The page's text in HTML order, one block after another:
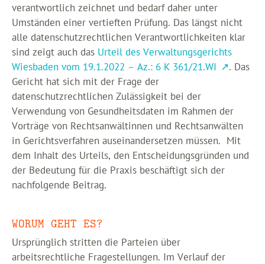
verantwortlich zeichnet und bedarf daher unter
Umständen einer vertieften Prüfung. Das längst nicht
alle datenschutzrechtlichen Verantwortlichkeiten klar
sind zeigt auch das Urteil des Verwaltungsgerichts
Wiesbaden vom 19.1.2022 – Az.: 6 K 361/21.WI
. Das
Gericht hat sich mit der Frage der
datenschutzrechtlichen Zulässigkeit bei der
Verwendung von Gesundheitsdaten im Rahmen der
Vorträge von Rechtsanwältinnen und Rechtsanwälten
in Gerichtsverfahren auseinandersetzen müssen. Mit
dem Inhalt des Urteils, den Entscheidungsgründen und
der Bedeutung für die Praxis beschäftigt sich der
nachfolgende Beitrag.
WORUM GEHT ES?
Ursprünglich stritten die Parteien über
arbeitsrechtliche Fragestellungen. Im Verlauf der